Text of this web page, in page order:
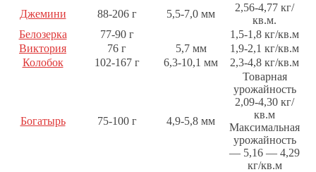
Джемини 88-206 г 5,5-7,0 мм
2,56-4,77 кг/
кв.м.
Белозерка
77-90 г
1,5-1,8 кг/кв.м
Виктория
76 г 5,7 мм
1,9-2,1 кг/кв.м
Колобок
102-167 г 6,3-10,1 мм 2,3-4,8 кг/кв.м
Богатырь 75-100 г 4,9-5,8 мм
Товарная
урожайность
2,09-4,30 кг/
кв.м
Максимальная
урожайность
— 5,16 — 4,29
кг/кв.м